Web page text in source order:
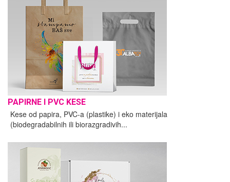
PAPIRNE I PVC KESE
Kese od papira, PVC-a (plastike) i eko materijala
(biodegradabilnih ili biorazgradivih...